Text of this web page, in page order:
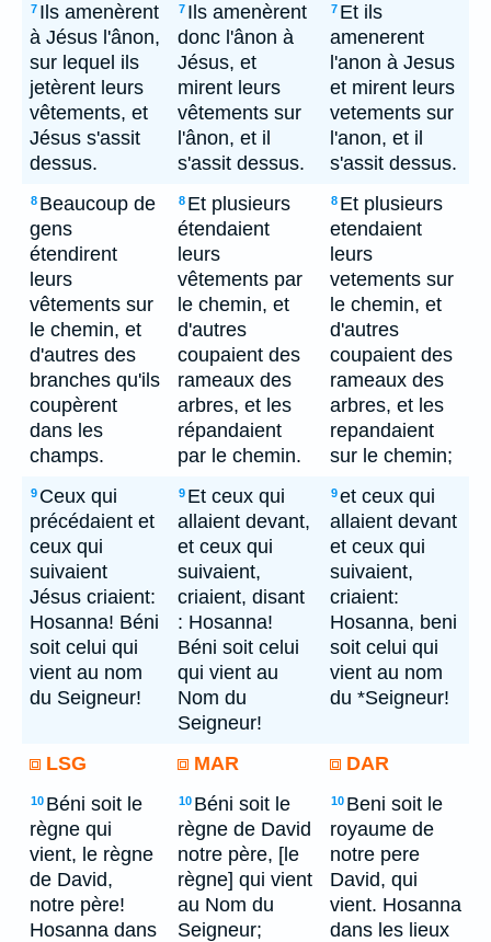
7 Ils amenèrent
à Jésus l'ânon,
sur lequel ils
jetèrent leurs
vêtements, et
Jésus s'assit
dessus.
7 Ils amenèrent
donc l'ânon à
Jésus, et
mirent leurs
vêtements sur
l'ânon, et il
s'assit dessus.
7 Et ils
amenerent
l'anon à Jesus
et mirent leurs
vetements sur
l'anon, et il
s'assit dessus.
8 Beaucoup de
gens
étendirent
leurs
vêtements sur
le chemin, et
d'autres des
branches qu'ils
coupèrent
dans les
champs.
8 Et plusieurs
étendaient
leurs
vêtements par
le chemin, et
d'autres
coupaient des
rameaux des
arbres, et les
répandaient
par le chemin.
8 Et plusieurs
etendaient
leurs
vetements sur
le chemin, et
d'autres
coupaient des
rameaux des
arbres, et les
repandaient
sur le chemin;
9 Ceux qui
précédaient et
ceux qui
suivaient
Jésus criaient:
Hosanna! Béni
soit celui qui
vient au nom
du Seigneur!
9 Et ceux qui
allaient devant,
et ceux qui
suivaient,
criaient, disant
: Hosanna!
Béni soit celui
qui vient au
Nom du
Seigneur!
9et ceux qui
allaient devant
et ceux qui
suivaient,
criaient:
Hosanna, beni
soit celui qui
vient au nom
du *Seigneur!
LSG MAR DAR
10 Béni soit le
règne qui
vient, le règne
de David,
notre père!
Hosanna dans
10 Béni soit le
règne de David
notre père, [le
règne] qui vient
au Nom du
Seigneur;
10 Beni soit le
royaume de
notre pere
David, qui
vient. Hosanna
dans les lieux